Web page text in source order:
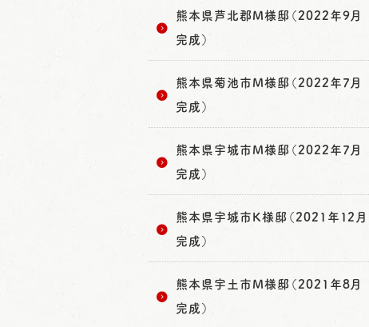
熊本県芦北郡M様邸（2022年9月
完成）
熊本県菊池市M様邸（2022年7月
完成）
熊本県宇城市M様邸（2022年7月
完成）
熊本県宇城市K様邸（2021年12月
完成）
熊本県宇土市M様邸（2021年8月
完成）